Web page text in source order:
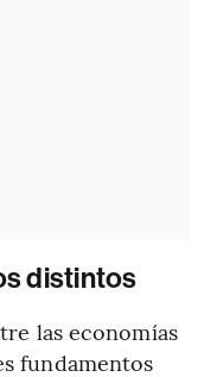
distintos
las economías
fundamentos